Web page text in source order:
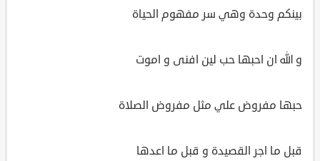
بينكم وحدة وهي سر مفهوم الحياة
و الله ان احبها حب لين افنى و اموت
حبها مفروض علي مثل مفروض الصلاة
قبل ما اجر القصيدة و قبل ما اعدها